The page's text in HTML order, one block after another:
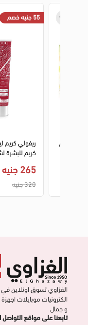
55 جنيه خصم
ريفولي كريم
كريم للبشرة لشد
265 جنيه
320 جنيه
جود كريم
الغزاوي تسوق اونلاين
الكترونيات موبايلات
و جمال
تابعنا على مواقع